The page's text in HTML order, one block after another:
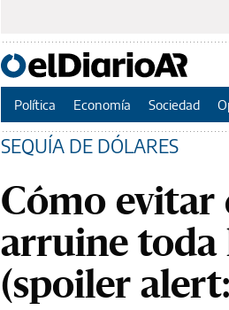
Política Economía Sociedad
SEQUÍA DE DÓLARES
Cómo evitar
arruine toda
(spoiler